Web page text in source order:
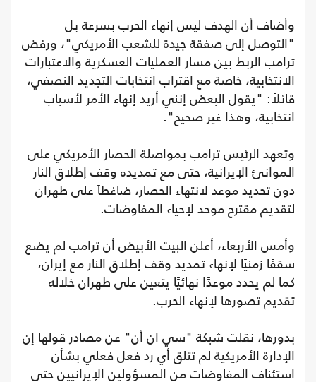
وأضاف أن الهدف ليس إنهاء الحرب بسرعة بل
"التوصل إلى صفقة جيدة للشعب الأمريكي"، ورفض
ترامب الربط بين مسار العمليات العسكرية والاعتبارات
الانتخابية، خاصة مع اقتراب انتخابات التجديد النصفي،
قائلاً: "يقول البعض إنني أريد إنهاء الأمر لأسباب
انتخابية، وهذا غير صحيح".
وتعهد الرئيس ترامب بمواصلة الحصار الأمريكي على
الموانئ الإيرانية، حتى مع تمديده وقف إطلاق النار
دون تحديد موعد لانتهاء الحصار، ضاغطاً على طهران
لتقديم مقترح موحد لإحياء المفاوضات.
وأمس الأربعاء، أعلن البيت الأبيض أن ترامب لم يضع
سقفًا زمنيًا لإنهاء تمديد وقف إطلاق النار مع إيران،
كما لم يحدد موعدًا نهائيًا يتعين على طهران خلاله
تقديم تصورها لإنهاء الحرب.
بدورها، نقلت شبكة "سي ان أن" عن مصادر قولها إن
الإدارة الأمريكية لم تتلق أي رد فعل فعلي بشأن
استئناف المفاوضات من المسؤولين الإيرانيين حتى